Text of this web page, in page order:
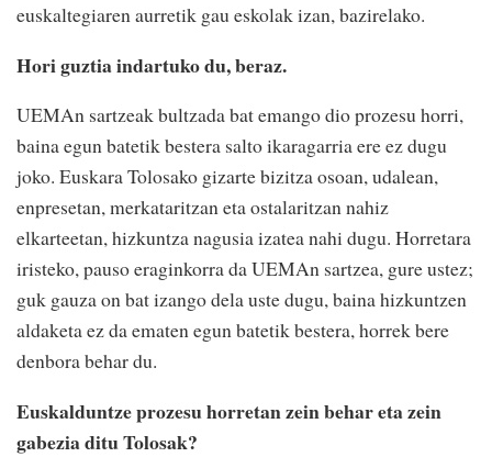
euskaltegiaren aurretik gau eskolak izan, bazirelako.
Hori guztia indartuko du, beraz.
UEMAn sartzeak bultzada bat emango dio prozesu horri,
baina egun batetik bestera salto ikaragarria ere ez dugu
joko. Euskara Tolosako gizarte bizitza osoan, udalean,
enpresetan, merkataritzan eta ostalaritzan nahiz
elkarteetan, hizkuntza nagusia izatea nahi dugu. Horretara
iristeko, pauso eraginkorra da UEMAn sartzea, gure ustez;
guk gauza on bat izango dela uste dugu, baina hizkuntzen
aldaketa ez da ematen egun batetik bestera, horrek bere
denbora behar du.
Euskalduntze prozesu horretan zein behar eta zein
gabezia ditu Tolosak?